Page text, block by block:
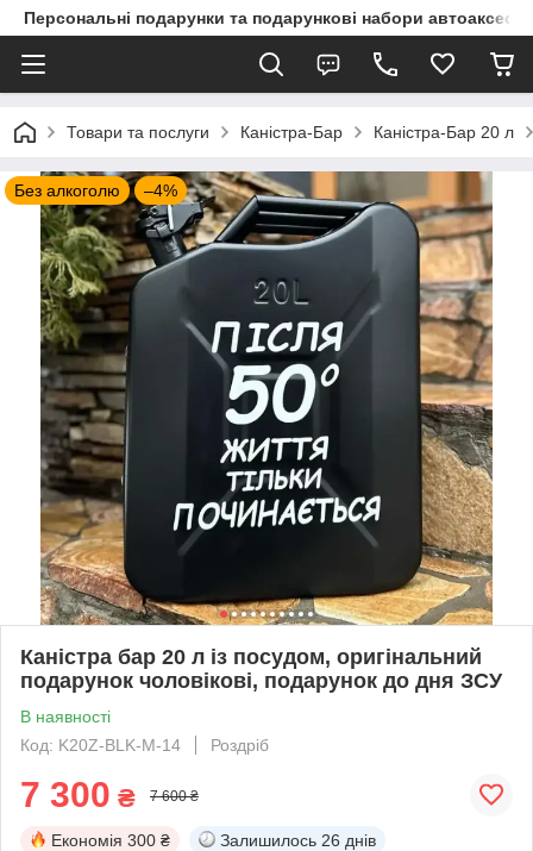
Персональні подарунки та подарункові набори
Товари та послуги Каністра-Бар Каністра-Бар 20 л
Без алкоголю –4%
Каністра бар 20 л із посудом, оригінальний
подарунок чоловікові, подарунок до дня ЗСУ
В наявності
Код: K20Z-BLK-M-14
Роздріб
7 300 ₴ 7 600 ₴
Економія 300 ₴ Залишилось 26 днів